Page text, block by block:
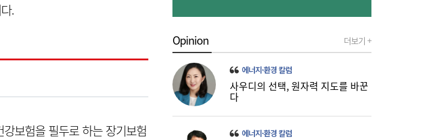
.
보험을 필두로 하는 장기보험
3%대 상승[마감시황]
Opinion 더보기 +
에너지·환경 칼럼
사우디의 선택, 원자력 지도를 바꾼
다
에너지·환경 칼럼